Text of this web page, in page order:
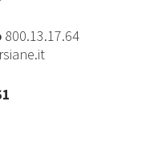
800.13.17.64